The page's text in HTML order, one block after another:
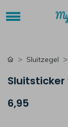
Sluitzegel
Sluitsticker
6,95